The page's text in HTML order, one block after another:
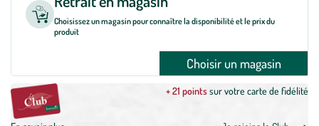
Choisissez un magasin pour connaître la disponibilité et le prix du
produit
Choisir un magasin
+ 21 pointssur votre carte de fidélité